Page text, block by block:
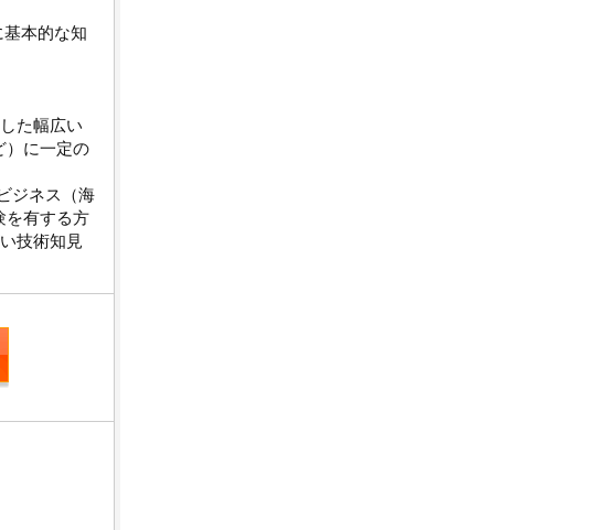
基本的な知
た幅広い
）に一定の
ジネス（海
を有する方
技術知見